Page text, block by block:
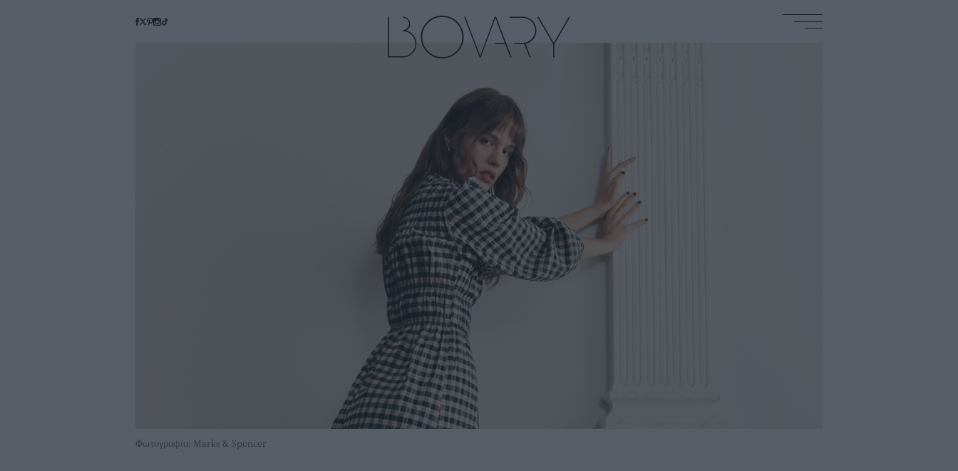
Φωτογραφία: Marks & Spencer